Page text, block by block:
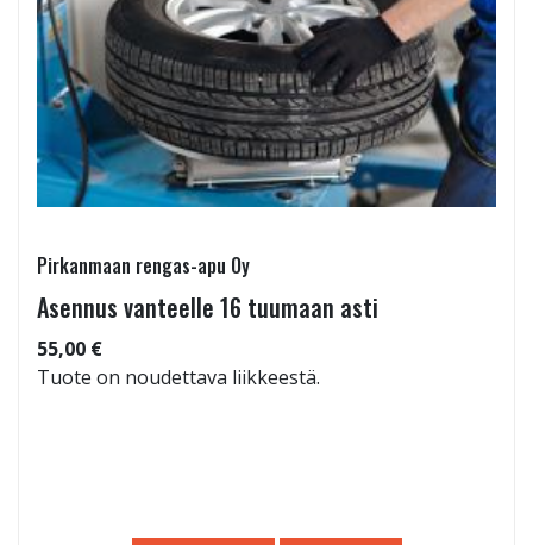
Pirkanmaan rengas-apu Oy
Asennus vanteelle 16 tuumaan asti
55,00 €
Tuote on noudettava liikkeestä.